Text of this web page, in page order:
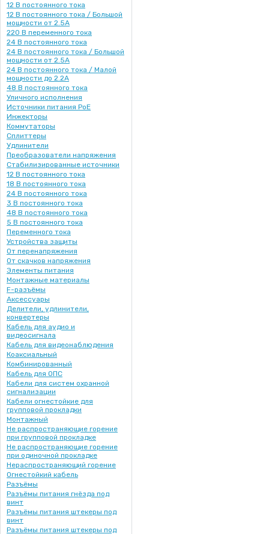
12 В постоянного тока
12 В постоянного тока / Большой
мощности от 2.5А
220 В переменного тока
24 В постоянного тока
24 В постоянного тока / Большой
мощности от 2.5А
24 В постоянного тока / Малой
мощности до 2.2А
48 В постоянного тока
Уличного исполнения
Источники питания PoE
Инжекторы
Коммутаторы
Сплиттеры
Удлинители
Преобразователи напряжения
Стабилизированные источники
12 В постоянного тока
18 В постоянного тока
24 В постоянного тока
3 В постоянного тока
48 В постоянного тока
5 В постоянного тока
Переменного тока
Устройства защиты
От перенапряжения
От скачков напряжения
Элементы питания
Монтажные материалы
F-разъёмы
Аксессуары
Делители, удлинители,
конвертеры
Кабель для аудио и
видеосигнала
Кабель для видеонаблюдения
Коаксиальный
Комбинированный
Кабель для ОПС
Кабели для систем охранной
сигнализации
Кабели огнестойкие для
групповой прокладки
Монтажный
Не распространяющие горение
при групповой прокладке
Не распространяющие горение
при одиночной прокладке
Нераспространяющий горение
Огнестойкий кабель
Разъёмы
Разъёмы питания гнёзда под
винт
Разъёмы питания штекеры под
винт
Разъёмы питания штекеры под